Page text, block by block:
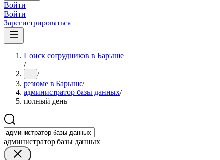
Войти
Войти
Зарегистрироваться
Поиск сотрудников в Барыше
/
... /
резюме в Барыше/
администратор базы данных/
полный день
администратор базы данных